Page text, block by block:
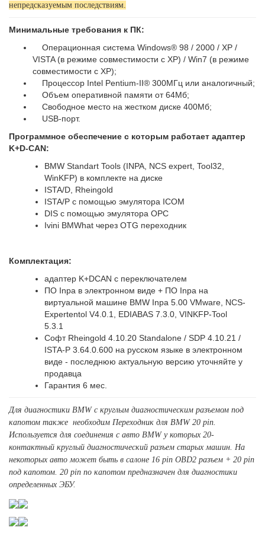
непредсказуемым последствиям.
Минимальные требования к ПК:
Операционная система Windows® 98 / 2000 / XP /
VISTA (в режиме совместимости с XP) / Win7 (в режиме
совместимости с XP);
Процессор Intel Pentium-II® 300МГц или аналогичный;
Объем оперативной памяти от 64Мб;
Свободное место на жестком диске 400Мб;
USB-порт.
Программное обеспечение с которым работает адаптер
K+D-CAN:
BMW Standart Tools (INPA, NCS expert, Tool32,
WinKFP) в комплекте на диске
ISTA/D, Rheingold
ISTA/P с помощью эмулятора ICOM
DIS с помощью эмулятора OPC
Ivini BMWhat через OTG переходник
Комплектация:
адаптер K+DCAN с переключателем
ПО Inpa в электронном виде + ПО Inpa на
виртуальной машине BMW Inpa 5.00 VMware, NCS-
Expertentol V4.0.1, EDIABAS 7.3.0, VINKFP-Tool
5.3.1
Софт Rheingold 4.10.20 Standalone / SDP 4.10.21 /
ISTA-P 3.64.0.600​ на русском языке в электронном
виде - последнюю актуальную версию уточняйте у
продавца
Гарантия 6 мес.
Для диагностики BMWс круглым диагностическим разъемом под
капотом также необходим Переходник для BMW 20 pin.
Используется для соединения с авто BMW у которых 20-
контактный круглый диагностический разъем старых машин. На
некоторых авто может быть в салоне 16 pin OBD2 разъем + 20 pin
под капотом. 20 pin по капотом предназначен для диагностики
определенных ЭБУ.